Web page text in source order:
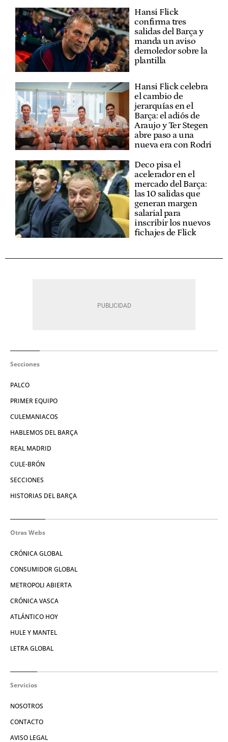
Hansi Flick
confirma tres
salidas del Barça y
manda un aviso
demoledor sobre la
plantilla
Hansi Flick celebra
el cambio de
jerarquías en el
Barça: el adiós de
Araujo y Ter Stegen
abre paso a una
nueva era con Rodri
Deco pisa el
acelerador en el
mercado del Barça:
las 10 salidas que
generan margen
salarial para
inscribir los nuevos
fichajes de Flick
Secciones
PALCO
PRIMER EQUIPO
CULEMANIACOS
HABLEMOS DEL BARÇA
REAL MADRID
CULE-BRÓN
SECCIONES
HISTORIAS DEL BARÇA
Otras Webs
CRÓNICA GLOBAL
CONSUMIDOR GLOBAL
METROPOLI ABIERTA
CRÓNICA VASCA
ATLÁNTICO HOY
HULE Y MANTEL
LETRA GLOBAL
Servicios
NOSOTROS
CONTACTO
AVISO LEGAL